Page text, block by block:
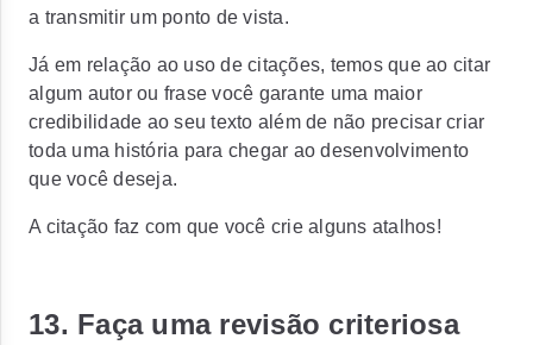
a transmitir um ponto de vista.
Já em relação ao uso de citações, temos que ao citar
algum autor ou frase você garante uma maior
credibilidade ao seu texto além de não precisar criar
toda uma história para chegar ao desenvolvimento
que você deseja.
A citação faz com que você crie alguns atalhos!
13. Faça uma revisão criteriosa